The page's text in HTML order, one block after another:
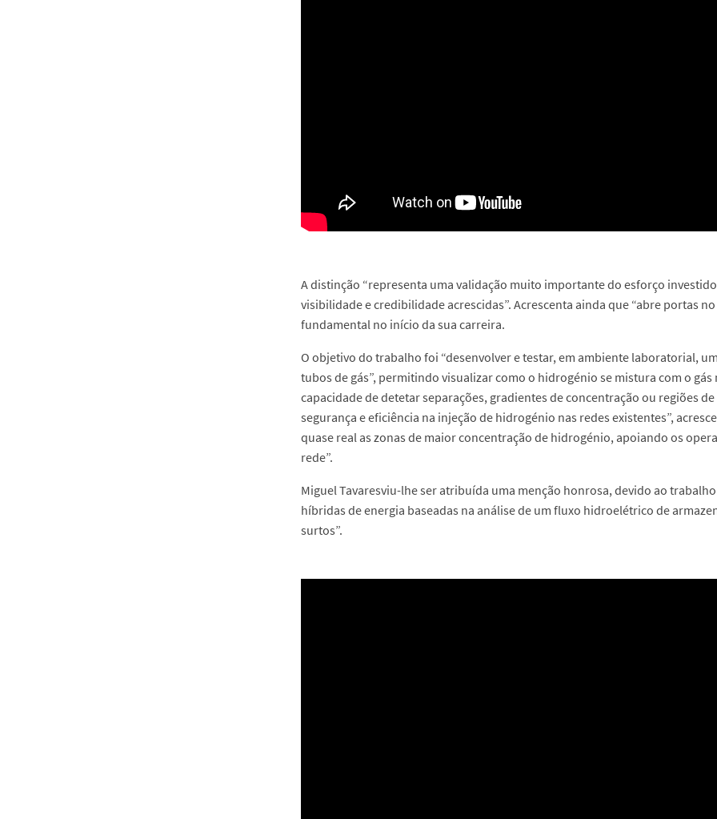
A distinção “representa uma validação muito importante do esforço
visibilidade e credibilidade acrescidas”. Acrescenta ainda que “abre portas
fundamental no início da sua carreira.
O objetivo do trabalho foi “desenvolver e testar, em ambiente laboratorial,
tubos de gás”, permitindo visualizar como o hidrogénio se mistura com o
capacidade de detetar separações, gradientes de concentração ou regiões
segurança e eficiência na injeção de hidrogénio nas redes existentes”,
quase real as zonas de maior concentração de hidrogénio, apoiando os
rede”.
Miguel Tavaresviu-lhe ser atribuída uma menção honrosa, devido ao
híbridas de energia baseadas na análise de um fluxo hidroelétrico de
surtos”.